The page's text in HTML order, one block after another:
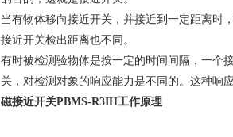
当有物体移向接近开关，并接近到一定距离时
接近开关检出距离也不同。
有时被检测验物体是按一定的时间间隔，一个
关，对检测对象的响应能力是不同的。这种响
磁接近开关PBMS-R3IH工作原理